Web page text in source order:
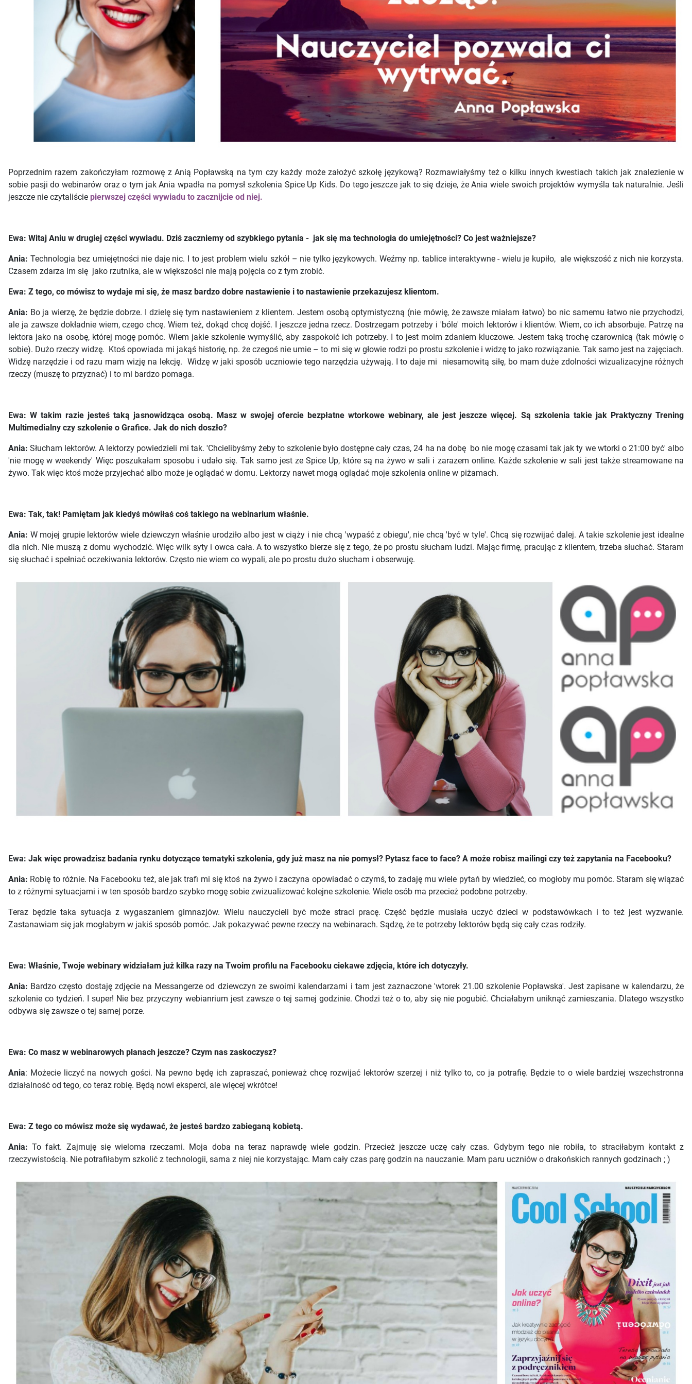
Poprzednim razem zakończyłam rozmowę z Anią Popławską na tym czy każdy może założyć szkołę językową? Rozmawiałyśmy też o kilku innych kwestiach takich jak znalezienie w
sobie pasji do webinarów oraz o tym jak Ania wpadła na pomysł szkolenia Spice Up Kids. Do tego jeszcze jak to się dzieje, że Ania wiele swoich projektów wymyśla tak naturalnie. Jeśli
jeszcze nie czytaliście pierwszej części wywiadu to zacznijcie od niej.
Ewa: Witaj Aniu w drugiej części wywiadu. Dziś zaczniemy od szybkiego pytania - jak się ma technologia do umiejętności? Co jest ważniejsze?
Ania: Technologia bez umiejętności nie daje nic. I to jest problem wielu szkół – nie tylko językowych. Weźmy np. tablice interaktywne - wielu je kupiło, ale większość z nich nie korzysta.
Czasem zdarza im się jako rzutnika, ale w większości nie mają pojęcia co z tym zrobić.
Ewa: Z tego, co mówisz to wydaje mi się, że masz bardzo dobre nastawienie i to nastawienie przekazujesz klientom.
Ania: Bo ja wierzę, że będzie dobrze. I dzielę się tym nastawieniem z klientem. Jestem osobą optymistyczną (nie mówię, że zawsze miałam łatwo) bo nic samemu łatwo nie przychodzi,
ale ja zawsze dokładnie wiem, czego chcę. Wiem też, dokąd chcę dojść. I jeszcze jedna rzecz. Dostrzegam potrzeby i 'bóle' moich lektorów i klientów. Wiem, co ich absorbuje. Patrzę na
lektora jako na osobę, której mogę pomóc. Wiem jakie szkolenie wymyślić, aby zaspokoić ich potrzeby. I to jest moim zdaniem kluczowe. Jestem taką trochę czarownicą (tak mówię o
sobie). Dużo rzeczy widzę. Ktoś opowiada mi jakąś historię, np. że czegoś nie umie – to mi się w głowie rodzi po prostu szkolenie i widzę to jako rozwiązanie. Tak samo jest na zajęciach.
Widzę narzędzie i od razu mam wizję na lekcję. Widzę w jaki sposób uczniowie tego narzędzia używają. I to daje mi niesamowitą siłę, bo mam duże zdolności wizualizacyjne różnych
rzeczy (muszę to przyznać) i to mi bardzo pomaga.
Ewa: W takim razie jesteś taką jasnowidząca osobą. Masz w swojej ofercie bezpłatne wtorkowe webinary, ale jest jeszcze więcej. Są szkolenia takie jak Praktyczny Trening
Multimedialny czy szkolenie o Grafice. Jak do nich doszło?
Ania: Słucham lektorów. A lektorzy powiedzieli mi tak. 'Chcielibyśmy żeby to szkolenie było dostępne cały czas, 24 ha na dobę bo nie mogę czasami tak jak ty we wtorki o 21:00 być' albo
'nie mogę w weekendy' Więc poszukałam sposobu i udało się. Tak samo jest ze Spice Up, które są na żywo w sali i zarazem online. Każde szkolenie w sali jest także streamowane na
żywo. Tak więc ktoś może przyjechać albo może je oglądać w domu. Lektorzy nawet mogą oglądać moje szkolenia online w piżamach.
Ewa: Tak, tak! Pamiętam jak kiedyś mówiłaś coś takiego na webinarium właśnie.
Ania: W mojej grupie lektorów wiele dziewczyn właśnie urodziło albo jest w ciąży i nie chcą 'wypaść z obiegu', nie chcą 'być w tyle'. Chcą się rozwijać dalej. A takie szkolenie jest idealne
dla nich. Nie muszą z domu wychodzić. Więc wilk syty i owca cała. A to wszystko bierze się z tego, że po prostu słucham ludzi. Mając firmę, pracując z klientem, trzeba słuchać. Staram
się słuchać i spełniać oczekiwania lektorów. Często nie wiem co wypali, ale po prostu dużo słucham i obserwuję.
Ewa: Jak więc prowadzisz badania rynku dotyczące tematyki szkolenia, gdy już masz na nie pomysł? Pytasz face to face? A może robisz mailingi czy też zapytania na Facebooku?
Ania: Robię to różnie. Na Facebooku też, ale jak trafi mi się ktoś na żywo i zaczyna opowiadać o czymś, to zadaję mu wiele pytań by wiedzieć, co mogłoby mu pomóc. Staram się wiązać
to z różnymi sytuacjami i w ten sposób bardzo szybko mogę sobie zwizualizować kolejne szkolenie. Wiele osób ma przecież podobne potrzeby.
Teraz będzie taka sytuacja z wygaszaniem gimnazjów. Wielu nauczycieli być może straci pracę. Część będzie musiała uczyć dzieci w podstawówkach i to też jest wyzwanie.
Zastanawiam się jak mogłabym w jakiś sposób pomóc. Jak pokazywać pewne rzeczy na webinarach. Sądzę, że te potrzeby lektorów będą się cały czas rodziły.
Ewa: Właśnie, Twoje webinary widziałam już kilka razy na Twoim profilu na Facebooku ciekawe zdjęcia, które ich dotyczyły.
Ania: Bardzo często dostaję zdjęcie na Messangerze od dziewczyn ze swoimi kalendarzami i tam jest zaznaczone 'wtorek 21.00 szkolenie Popławska'. Jest zapisane w kalendarzu, że
szkolenie co tydzień. I super! Nie bez przyczyny webianrium jest zawsze o tej samej godzinie. Chodzi też o to, aby się nie pogubić. Chciałabym uniknąć zamieszania. Dlatego wszystko
odbywa się zawsze o tej samej porze.
Ewa: Co masz w webinarowych planach jeszcze? Czym nas zaskoczysz?
Ania: Możecie liczyć na nowych gości. Na pewno będę ich zapraszać, ponieważ chcę rozwijać lektorów szerzej i niż tylko to, co ja potrafię. Będzie to o wiele bardziej wszechstronna
działalność od tego, co teraz robię. Będą nowi eksperci, ale więcej wkrótce!
Ewa: Z tego co mówisz może się wydawać, że jesteś bardzo zabieganą kobietą.
Ania: To fakt. Zajmuję się wieloma rzeczami. Moja doba na teraz naprawdę wiele godzin. Przecież jeszcze uczę cały czas. Gdybym tego nie robiła, to straciłabym kontakt z
rzeczywistością. Nie potrafiłabym szkolić z technologii, sama z niej nie korzystając. Mam cały czas parę godzin na nauczanie. Mam paru uczniów o drakońskich rannych godzinach ; )